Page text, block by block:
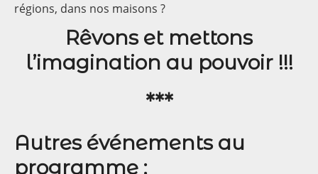
régions, dans nos maisons ?
Rêvons et mettons
l’imagination au pouvoir !!!
***
Autres événements au
programme :